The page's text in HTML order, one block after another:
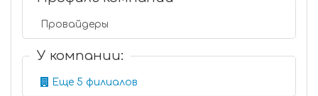
Провайдеры
У компании:
Еще 5 филиалов